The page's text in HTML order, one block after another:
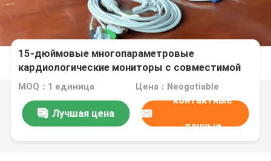
15-дюймовые многопараметровые
кардиологические мониторы с совместимой
функцией HL7, применяемые в отделениях
оперативной помощи, интенсивной терапии,
клинической терапии, общего отделения
MOQ：1 единица Цена：Neogotiable
Лучшая цена
контактные
данные